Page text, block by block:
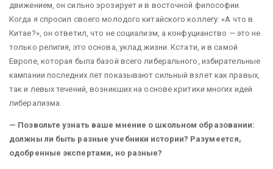
движением, он сильно эрозирует и в восточной философии.
Когда я спросил своего молодого китайского коллегу: «А что в
Китае?», он ответил, что не социализм, а конфуцианство — это не
только религия, это основа, уклад жизни. Кстати, и в самой
Европе, которая была базой всего либерального, избирательные
кампании последних лет показывают сильный взлет как правых,
так и левых течений, возникших на основе критики многих идей
либерализма.
— Позвольте узнать ваше мнение о школьном образовании:
должны ли быть разные учебники истории? Разумеется,
одобренные экспертами, но разные?